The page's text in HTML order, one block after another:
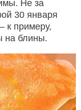
Не за
30 января
к примеру,
на блины.